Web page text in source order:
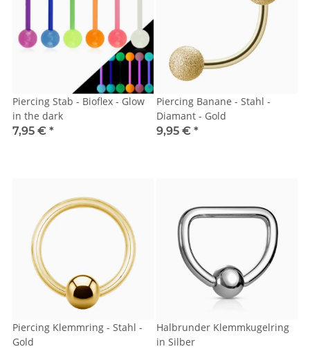
Piercing Stab - Bioflex - Glow
in the dark
7,95 € *
Piercing Banane - Stahl -
Diamant - Gold
9,95 € *
Piercing Klemmring - Stahl -
Gold
Halbrunder Klemmkugelring
in Silber